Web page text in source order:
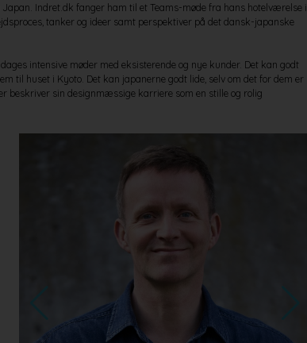
Indret.dk fanger ham til et Teams-møde fra hans hotelværelse i
tanker og ideer samt perspektiver på det dansk-japanske
intensive møder med eksisterende og nye kunder. Det kan godt
til huset i Kyoto. Det kan japanerne godt lide, selv om det for dem er
beskriver sin designmæssige karriere som en stille og rolig